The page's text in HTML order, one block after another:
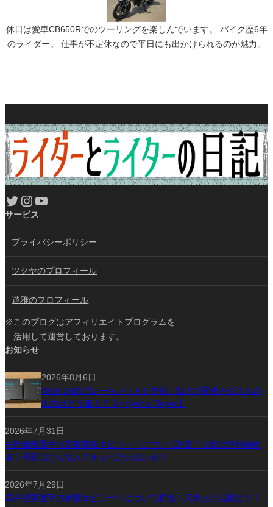
休日は愛車CB650Rでのツーリングを楽しんでいます。 バイク歴6年
のライダー。 仕事が不定休なので平日にも出かけられるのが魅力。
Twitter Instagram YouTube
サービス
プライバシーポリシー
ツクヤのプロフィール
遊雅のプロフィール
※このブログはアフィリエイトプログラムを
活用して運営しております。
お知らせ
2026年8月6日
WRX S4のブレーキパッドを交換！効きの変化やダストの
出方はどう違う？【project μ Bspec】
2026年7月31日
矢野雅哉選手の実家家族エピソードについて調査！父親は野球経験
者？母親はどんな人？きょうだいはいる？
2026年7月29日
髙寺望夢選手の家族エピソードについて調査！天才だと話題に！？